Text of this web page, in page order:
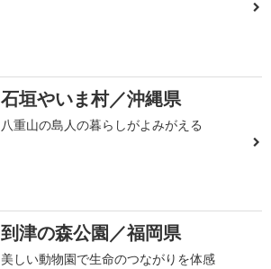
石垣やいま村／沖縄県
八重山の島人の暮らしがよみがえる
到津の森公園／福岡県
美しい動物園で生命のつながりを体感